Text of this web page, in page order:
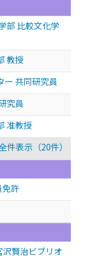
部 比較文化学
教授
ー 共同研究員
究員
准教授
件表示（20件）
許
賢治ビブリオ